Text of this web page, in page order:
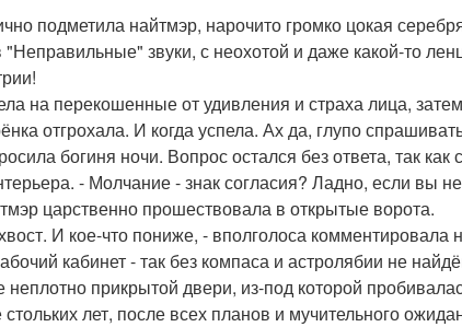
подметила найтмэр, нарочито громко цокая
звуки, с неохотой и даже какой-то
на перекошенные от удивления и страха лица,
отгрохала. И когда успела. Ах да, глупо
богиня ночи. Вопрос остался без ответа, так
- Молчание - знак согласия? Ладно, если вы
царственно прошествовала в открытые ворота.
И кое-что пониже, - вполголоса
кабинет - так без компаса и астролябии не
прикрытой двери, из-под которой
лет, после всех планов и мучительного